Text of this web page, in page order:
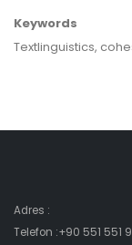
Keywords
Textlinguistics,
Adres :
Telefon :+90 551 551